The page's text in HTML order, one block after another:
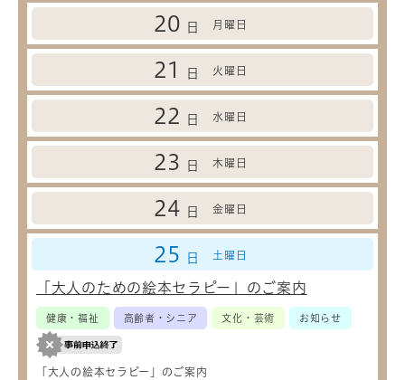
20 日 月曜日
21 日 火曜日
22 日 水曜日
23 日 木曜日
24 日 金曜日
25 日 土曜日
「大人のための絵本セラピー」のご案内
健康・福祉 高齢者・シニア 文化・芸術 お知らせ
「大人の絵本セラピー」のご案内